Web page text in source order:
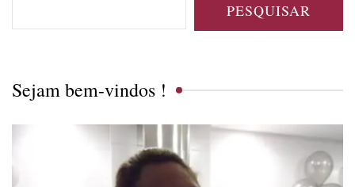
PESQUISAR
Sejam bem-vindos !